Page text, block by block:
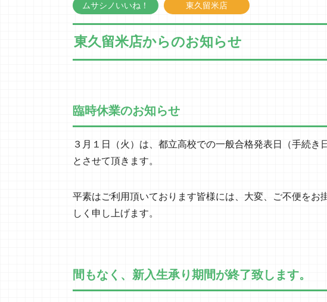
ムサシノいいね！ 東久留米店
東久留米店からのお知らせ
臨時休業のお知らせ
３月１日（火）は、都立高校での一般合格発表日（手続
とさせて頂きます。
平素はご利用頂いております皆様には、大変、ご不便を
しく申し上げます。
間もなく、新入生承り期間が終了致します。